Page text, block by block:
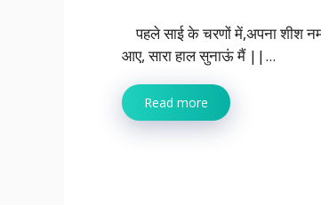
पहले साई के चरणों में,अपना शीश
आए, सारा हाल सुनाऊं मैं ||...
Read more